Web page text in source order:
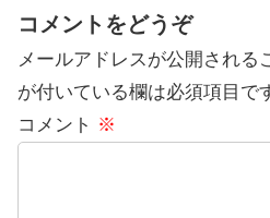
コメントをどうぞ
メールアドレスが公開される
が付いている欄は必須項目で
コメント ※